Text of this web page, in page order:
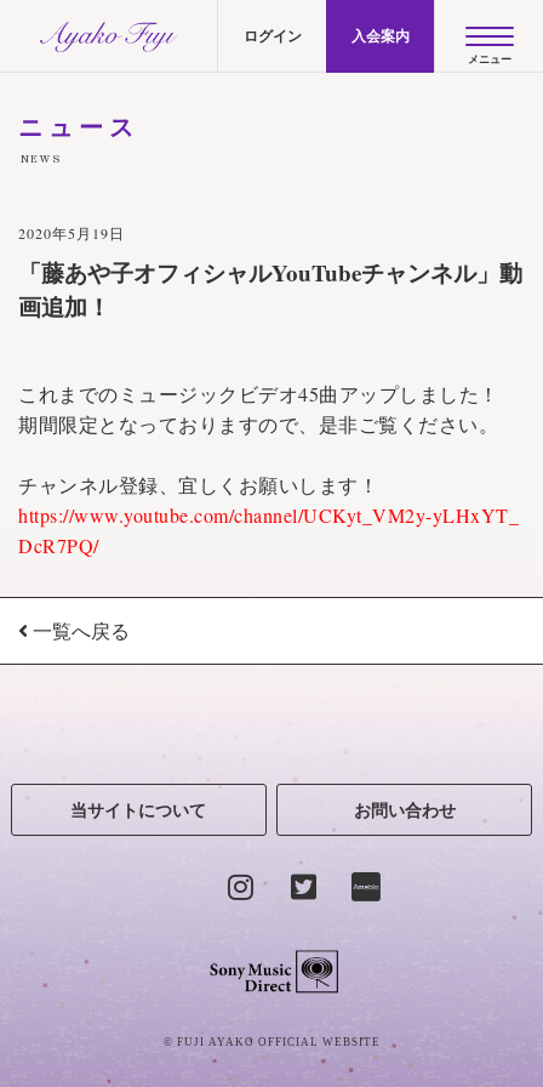
ログイン 入会案内
ニュース
NEWS
2020年5月19日
「藤あや子オフィシャルYouTubeチャンネル」動
画追加！
これまでのミュージックビデオ45曲アップしました！
期間限定となっておりますので、是非ご覧ください。
チャンネル登録、宜しくお願いします！
https://www.youtube.com/channel/UCKyt_VM2y-yLHxYT_
DcR7PQ/
一覧へ戻る
当サイトについて お問い合わせ
© FUJI AYAKO OFFICIAL WEBSITE